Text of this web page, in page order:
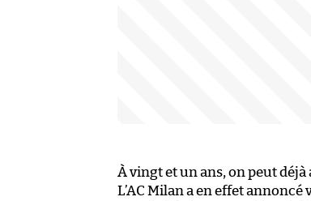
À vingt et un ans, on peut
L’AC Milan a en effet